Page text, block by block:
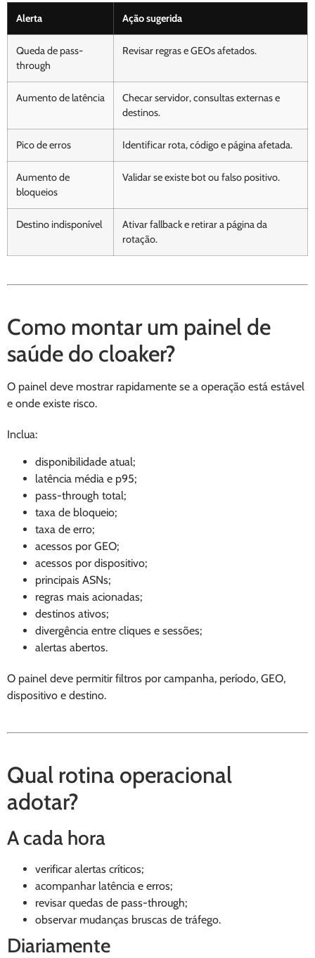
Alerta Ação sugerida
Queda de pass-
through
Revisar regras e GEOs afetados.
Aumento de latência
Checar servidor, consultas externas e
destinos.
Pico de erros Identificar rota, código e página afetada.
Aumento de
bloqueios
Validar se existe bot ou falso positivo.
Destino indisponível
Ativar fallback e retirar a página da
rotação.
Como montar um painel de
saúde do cloaker?
O painel deve mostrar rapidamente se a operação está estável
e onde existe risco.
Inclua:
disponibilidade atual;
latência média e p95;
pass-through total;
taxa de bloqueio;
taxa de erro;
acessos por GEO;
acessos por dispositivo;
principais ASNs;
regras mais acionadas;
destinos ativos;
divergência entre cliques e sessões;
alertas abertos.
O painel deve permitir filtros por campanha, período, GEO,
dispositivo e destino.
Qual rotina operacional
adotar?
A cada hora
verificar alertas críticos;
acompanhar latência e erros;
revisar quedas de pass-through;
observar mudanças bruscas de tráfego.
Diariamente